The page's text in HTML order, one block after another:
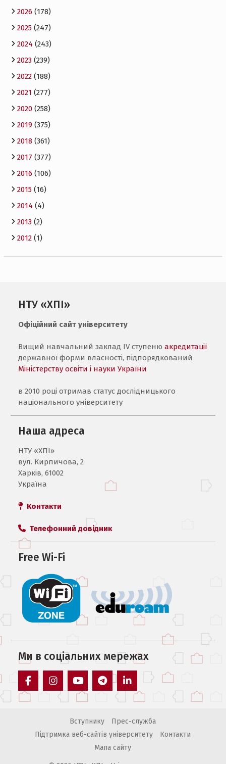
2026(178)
2025(247)
2024 (243)
2023(239)
2022(188)
2021 (277)
2020(258)
2019(375)
2018(361)
2017 (377)
2016(106)
2015(16)
2014 (4)
2013(2)
2012(1)
НТУ «ХПІ»
Офіційний сайт університету
Вищий навчальний заклад IV ступенюакредитації
державної форми власності, підпорядкований
Міністерству освіти і науки України
в 2010 році отримав статус дослідницького
національного університету
Наша адреса
НТУ «ХПI»
вул. Кирпичова, 2
Харків, 61002
Україна
Контакти
Телефонний довідник
Free Wi-Fi
Ми в соцiальних мережах
facebook instagramyoutube telegram linkedin
Вступнику
Прес-служба
Підтримка веб-сайтів університету
Контакти
Мапа сайту